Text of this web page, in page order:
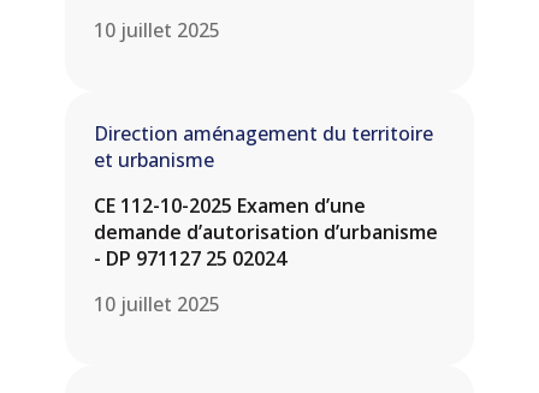
10 juillet 2025
Direction aménagement du territoire
et urbanisme
CE 112-10-2025 Examen d’une
demande d’autorisation d’urbanisme
- DP 971127 25 02024
10 juillet 2025